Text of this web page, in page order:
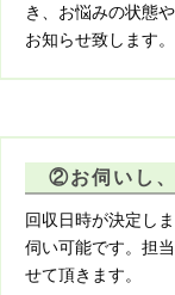
き、お悩みの状態
お知らせ致します
②お伺いし
回収日時が決定し
伺い可能です。担
せて頂きます。